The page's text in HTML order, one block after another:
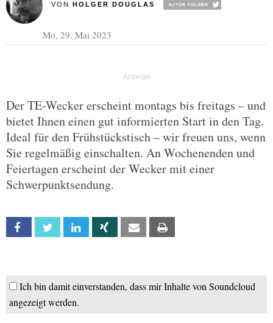
VON HOLGER DOUGLAS
Mo, 29. Mai 2023
Der TE-Wecker erscheint montags bis freitags – und
bietet Ihnen einen gut informierten Start in den Tag.
Ideal für den Frühstückstisch – wir freuen uns, wenn
Sie regelmäßig einschalten. An Wochenenden und
Feiertagen erscheint der Wecker mit einer
Schwerpunktsendung.
Facebook Twitter Linkedin Xing Email
Ich bin damit einverstanden, dass mir Inhalte von Soundcloud
angezeigt werden.